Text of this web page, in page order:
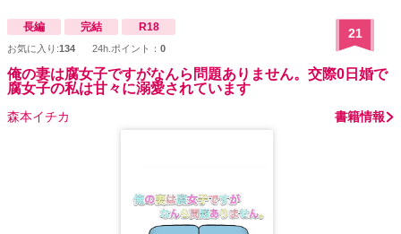
長編 完結 R18
お気に入り:134 24h.ポイント： 0
21
俺の妻は腐女子ですがなんら問題ありません。交際0日婚で
腐女子の私は甘々に溺愛されています
森本イチカ 書籍情報